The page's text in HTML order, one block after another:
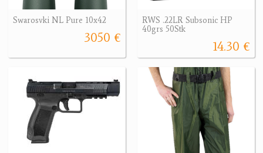
Swarosvki NL Pure 10x42
3050 €
RWS .22LR Subsonic HP
40grs 50Stk
14.30 €